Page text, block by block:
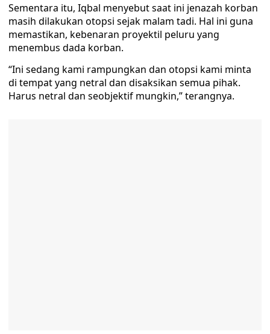
Sementara itu, Iqbal menyebut saat ini jenazah korban
masih dilakukan otopsi sejak malam tadi. Hal ini guna
memastikan, kebenaran proyektil peluru yang
menembus dada korban.
“Ini sedang kami rampungkan dan otopsi kami minta
di tempat yang netral dan disaksikan semua pihak.
Harus netral dan seobjektif mungkin,” terangnya.